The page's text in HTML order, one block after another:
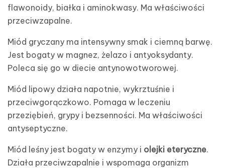
flawonoidy, białka i aminokwasy. Ma właściwości
przeciwzapalne.
Miód gryczany ma intensywny smak i ciemną barwę.
Jest bogaty w magnez, żelazo i antyoksydanty.
Poleca się go w diecie antynowotworowej.
Miód lipowy działa napotnie, wykrztuśnie i
przeciwgorączkowo. Pomaga w leczeniu
przeziębień, grypy i bezsenności. Ma właściwości
antyseptyczne.
Miód leśny jest bogaty w enzymy i olejki eteryczne.
Działa przeciwzapalnie i wspomaga organizm